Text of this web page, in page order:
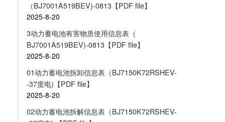
（BJ7001A519BEV)-0813【PDF file】
2025-8-20
3动力蓄电池有害物质使用信息表（
BJ7001A519BEV)-0813【PDF file】
2025-8-20
01动力蓄电池拆卸信息表（BJ7150K72RSHEV-
-37度电)【PDF file】
2025-8-20
02动力蓄电池拆解信息表（BJ7150K72RSHEV-